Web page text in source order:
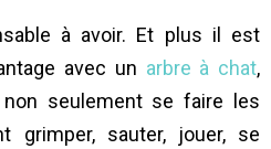
à avoir. Et plus il est
avec un arbre à chat,
seulement se faire les
grimper, sauter, jouer, se